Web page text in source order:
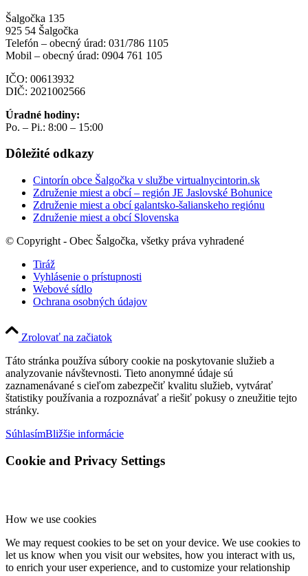
Šalgočka 135
925 54 Šalgočka
Telefón – obecný úrad: 031/786 1105
Mobil – obecný úrad: 0904 761 105
IČO: 00613932
DIČ: 2021002566
Úradné hodiny:
Po. – Pi.: 8:00 – 15:00
Dôležité odkazy
Cintorín obce Šalgočka v službe virtualnycintorin.sk
Združenie miest a obcí – región JE Jaslovské Bohunice
Združenie miest a obcí galantsko-šalianskeho regiónu
Združenie miest a obcí Slovenska
© Copyright - Obec Šalgočka, všetky práva vyhradené
Tiráž
Vyhlásenie o prístupnosti
Webové sídlo
Ochrana osobných údajov
Zrolovať na začiatok
Táto stránka používa súbory cookie na poskytovanie služieb a
analyzovanie návštevnosti. Tieto anonymné údaje sú
zaznamenávané s cieľom zabezpečiť kvalitu služieb, vytvárať
štatistiky používania a rozpoznávať a riešiť pokusy o zneužitie tejto
stránky.
SúhlasímBližšie informácie
Cookie and Privacy Settings
How we use cookies
We may request cookies to be set on your device. We use cookies to
let us know when you visit our websites, how you interact with us,
to enrich your user experience, and to customize your relationship